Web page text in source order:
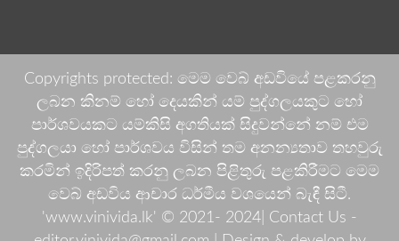
Copyrights protected: මෙම වෙබ් අඩවියේ පළකරනු
ලබන කිනම් හෝ දෙයකින් යම් පුද්ගලයකුට හෝ
පාර්ශවයකට යම්කිසි අගතියක් සිදුවන්නේ නම් එම
පුද්ගලයා හෝ පාර්ශවය විසින් තම අනන්‍යතාව තහවුරු
කරමින් ඉදිරිපත් කරනු ලබන පිළිතුරු පළකිරීමට මෙම
වෙබ් අඩවිය ආචාර ධර්මීය වශයෙන් බැඳී සිටී.
'www.vinivida.lk' © 2021- 2024| Contact Us -